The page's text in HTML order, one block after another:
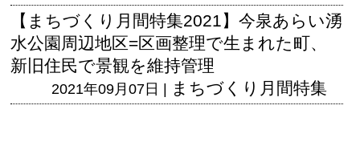
【まちづくり月間特集2021】今泉あらい湧
水公園周辺地区=区画整理で生まれた町、
新旧住民で景観を維持管理
2021年09月07日 | まちづくり月間特集